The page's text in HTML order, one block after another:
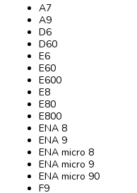
A7
A9
D6
D60
E6
E60
E600
E8
E80
E800
ENA 8
ENA 9
ENA micro 8
ENA micro 9
ENA micro 90
F9